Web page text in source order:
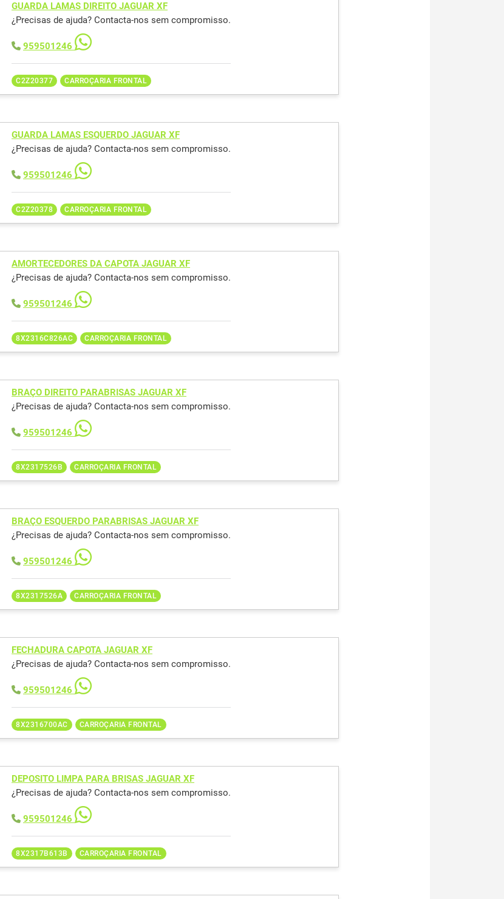
GUARDA LAMAS DIREITO JAGUAR XF
¿Precisas de ajuda? Contacta-nos sem compromisso.
959501246
C2Z20377 CARROÇARIA FRONTAL
GUARDA LAMAS ESQUERDO JAGUAR XF
¿Precisas de ajuda? Contacta-nos sem compromisso.
959501246
C2Z20378 CARROÇARIA FRONTAL
AMORTECEDORES DA CAPOTA JAGUAR XF
¿Precisas de ajuda? Contacta-nos sem compromisso.
959501246
8X2316C826AC CARROÇARIA FRONTAL
BRAÇO DIREITO PARABRISAS JAGUAR XF
¿Precisas de ajuda? Contacta-nos sem compromisso.
959501246
8X2317526B CARROÇARIA FRONTAL
BRAÇO ESQUERDO PARABRISAS JAGUAR XF
¿Precisas de ajuda? Contacta-nos sem compromisso.
959501246
8X2317526A CARROÇARIA FRONTAL
FECHADURA CAPOTA JAGUAR XF
¿Precisas de ajuda? Contacta-nos sem compromisso.
959501246
8X2316700AC CARROÇARIA FRONTAL
DEPOSITO LIMPA PARA BRISAS JAGUAR XF
¿Precisas de ajuda? Contacta-nos sem compromisso.
959501246
8X2317B613B CARROÇARIA FRONTAL